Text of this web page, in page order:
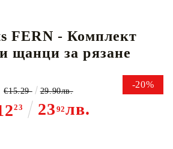
FERN - Комплект
щанци за рязане
-20%
23 23 92лв.
€15.29 29.90лв.